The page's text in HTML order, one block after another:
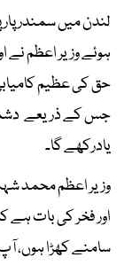
لندن میں سمندر
حق کی عظیم
جس کے ذریعے
یادرکھے گا۔
وزیر اعظم محمد
اور فخر کی بات ہے
سامنے کھڑا ہوں،